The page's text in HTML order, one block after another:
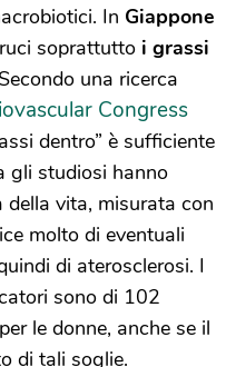
In Giappone
soprattutto i grassi
una ricerca
Congress
dentro” è sufficiente
gli studiosi hanno
vita, misurata con
molto di eventuali
di aterosclerosi. I
sono di 102
le donne, anche se il
di tali soglie.